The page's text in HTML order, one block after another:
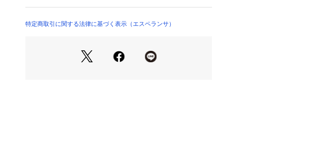
ざいます。
特定商取引に関する法律に基づく表示（エスペランサ）